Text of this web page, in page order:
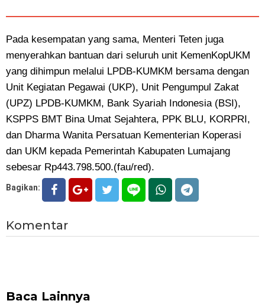
Pada kesempatan yang sama, Menteri Teten juga
menyerahkan bantuan dari seluruh unit KemenKopUKM
yang dihimpun melalui LPDB-KUMKM bersama dengan
Unit Kegiatan Pegawai (UKP), Unit Pengumpul Zakat
(UPZ) LPDB-KUMKM, Bank Syariah Indonesia (BSI),
KSPPS BMT Bina Umat Sejahtera, PPK BLU, KORPRI,
dan Dharma Wanita Persatuan Kementerian Koperasi
dan UKM kepada Pemerintah Kabupaten Lumajang
sebesar Rp443.798.500.(fau/red).
Bagikan:
Komentar
Baca Lainnya